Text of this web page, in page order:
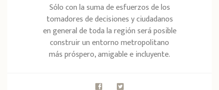
Sólo con la suma de esfuerzos de los
tomadores de decisiones y ciudadanos
en general de toda la región será posible
construir un entorno metropolitano
más próspero, amigable e incluyente.